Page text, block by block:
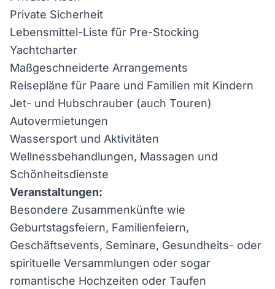
Private Sicherheit
Lebensmittel-Liste für Pre-Stocking
Yachtcharter
Maßgeschneiderte Arrangements
Reisepläne für Paare und Familien mit Kindern
Jet- und Hubschrauber (auch Touren)
Autovermietungen
Wassersport und Aktivitäten
Wellnessbehandlungen, Massagen und
Schönheitsdienste
Veranstaltungen:
Besondere Zusammenkünfte wie
Geburtstagsfeiern, Familienfeiern,
Geschäftsevents, Seminare, Gesundheits- oder
spirituelle Versammlungen oder sogar
romantische Hochzeiten oder Taufen